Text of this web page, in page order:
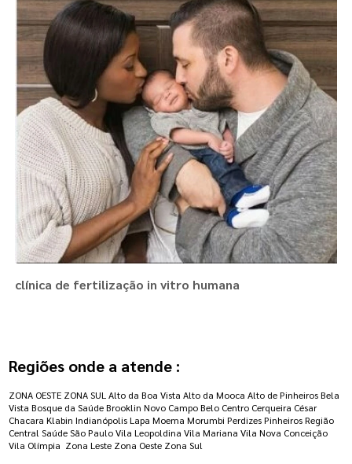
clínica de fertilização in vitro humana
Regiões onde a atende :
ZONA OESTE ZONA SUL Alto da Boa Vista Alto da Mooca Alto de Pinheiros Bela
Vista Bosque da Saúde Brooklin Novo Campo Belo Centro Cerqueira César
Chacara Klabin Indianópolis Lapa Moema Morumbi Perdizes Pinheiros Região
Central Saúde São Paulo Vila Leopoldina Vila Mariana Vila Nova Conceição
Vila Olímpia Zona Leste Zona Oeste Zona Sul